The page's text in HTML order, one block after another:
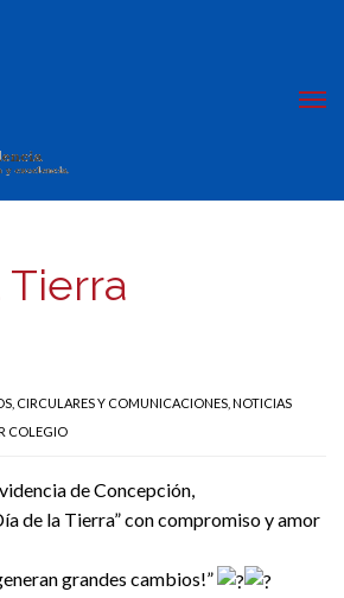
Tierra
CIRCULARES Y COMUNICACIONES NOTICIAS
COLEGIO
de Concepción,
de la Tierra” con compromiso y amor
grandes cambios!”